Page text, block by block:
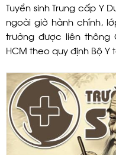
Tuyển sinh Trung cấp Y
ngoài giờ hành chính,
trường được liên
HCM theo quy định Bộ Y